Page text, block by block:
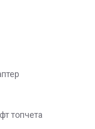
топчета